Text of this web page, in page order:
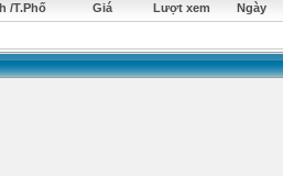
/T.Phố Giá Lượt xem Ngày